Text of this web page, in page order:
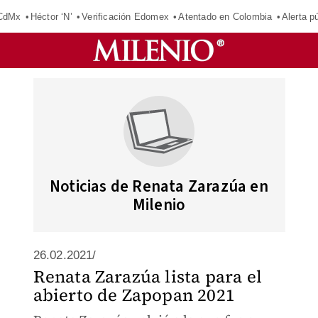
Héctor ‘N’ Verificación Edomex Atentado en Colombia Alerta
Noticias de Renata Zarazúa en
Milenio
26.02.2021/
Renata Zarazúa lista para el
abierto de Zapopan 2021